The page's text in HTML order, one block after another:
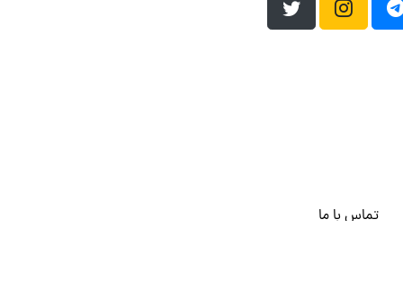
تماس با ما